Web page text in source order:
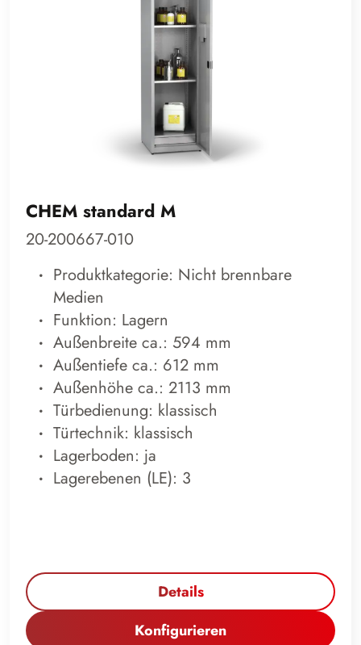
CHEM standard M
20-200667-010
Produktkategorie: Nicht brennbare
Medien
Funktion: Lagern
Außenbreite ca.: 594 mm
Außentiefe ca.: 612 mm
Außenhöhe ca.: 2113 mm
Türbedienung: klassisch
Türtechnik: klassisch
Lagerboden: ja
Lagerebenen (LE): 3
Details
Konfigurieren